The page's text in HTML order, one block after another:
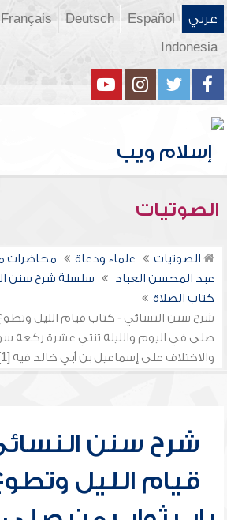
عربي Español
Deutsch
Français
Indonesia
الصوتيات
الصوتيات علماء ودعاة
محاضرات
عبد المحسن العباد
سلسلة شرح سنن
كتاب الصلاة
شرح سنن النسائي - كتاب قيام الليل
صلى في اليوم والليلة ثنتي عشرة ركعة
والاختلاف على إسماعيل بن أبي خالد فيه [1]
شرح سنن
قيام الليل